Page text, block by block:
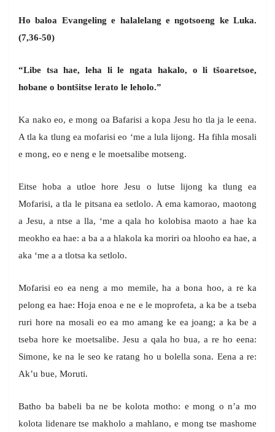
Ho baloa Evangeling e halalelang e ngotsoeng ke Luka.
(7,36-50)
“Libe tsa hae, leha li le ngata hakalo, o li tšoaretsoe,
hobane o bontšitse lerato le leholo.”
Ka nako eo, e mong oa Bafarisi a kopa Jesu ho tla ja le eena.
A tla ka tlung ea mofarisi eo ‘me a lula lijong. Ha fihla mosali
e mong, eo e neng e le moetsalibe motseng.
Eitse hoba a utloe hore Jesu o lutse lijong ka tlung ea
Mofarisi, a tla le pitsana ea setlolo. A ema kamorao, maotong
a Jesu, a ntse a lla, ‘me a qala ho kolobisa maoto a hae ka
meokho ea hae: a ba a a hlakola ka moriri oa hlooho ea hae, a
aka ‘me a a tlotsa ka setlolo.
Mofarisi eo ea neng a mo memile, ha a bona hoo, a re ka
pelong ea hae: Hoja enoa e ne e le moprofeta, a ka be a tseba
ruri hore na mosali eo ea mo amang ke ea joang; a ka be a
tseba hore ke moetsalibe. Jesu a qala ho bua, a re ho eena:
Simone, ke na le seo ke ratang ho u bolella sona. Eena a re:
Ak’u bue, Moruti.
Batho ba babeli ba ne be kolota motho: e mong o n’a mo
kolota lidenare tse makholo a mahlano, e mong tse mashome